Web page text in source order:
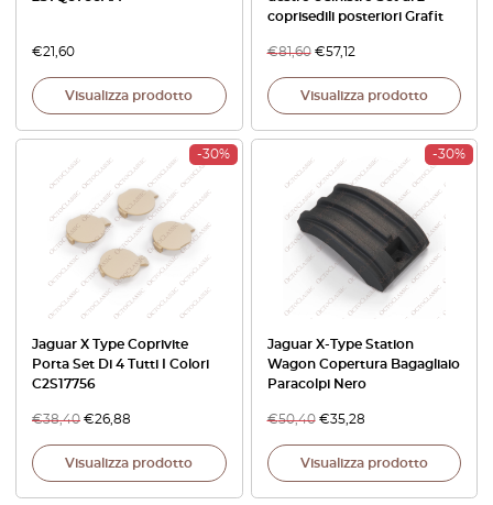
€21,60
Visualizza prodotto
coprisedili posteriori Grafit
€81,60 €57,12
Visualizza prodotto
-30%
Jaguar X Type Coprivite
Porta Set Di 4 Tutti I Colori
C2S17756
€38,40 €26,88
Visualizza prodotto
-30%
Jaguar X-Type Station
Wagon Copertura Bagagliaio
Paracolpi Nero
€50,40 €35,28
Visualizza prodotto